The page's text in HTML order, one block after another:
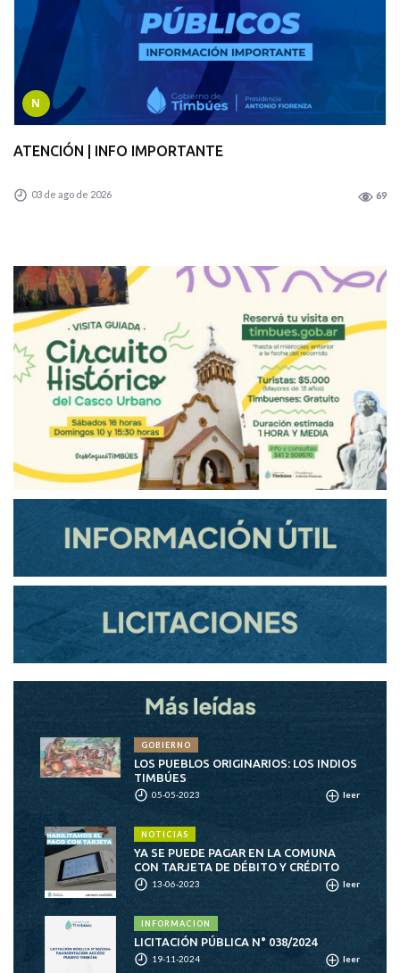
N
ATENCIÓN | INFO IMPORTANTE
03 de ago de 2026 69
GOBIERNO
LOS PUEBLOS ORIGINARIOS: LOS INDIOS
TIMBÚES
05-05-2023 leer
NOTICIAS
YA SE PUEDE PAGAR EN LA COMUNA
CON TARJETA DE DÉBITO Y CRÉDITO
13-06-2023 leer
INFORMACION
LICITACIÓN PÚBLICA N° 038/2024
19-11-2024 leer